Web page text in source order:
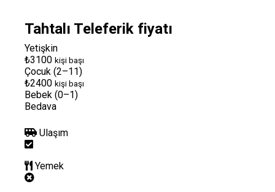
Tahtalı Teleferik fiyatı
Yetişkin
₺3100 kişi başı
Çocuk (2–11)
₺2400 kişi başı
Bebek (0–1)
Bedava
Ulaşım
Yemek